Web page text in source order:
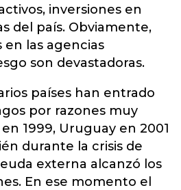
inversiones en
del país. Obviamente,
en las agencias
son devastadoras.
países han entrado
por razones muy
1999, Uruguay en 2001
durante la crisis de
externa alcanzó los
En ese momento el